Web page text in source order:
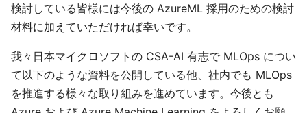
検討している皆様には今後の AzureML 採用のための検討
材料に加えていただければ幸いです。
我々日本マイクロソフトの CSA-AI 有志で MLOps につい
て以下のような資料を公開している他、社内でも MLOps
を推進する様々な取り組みを進めています。今後とも